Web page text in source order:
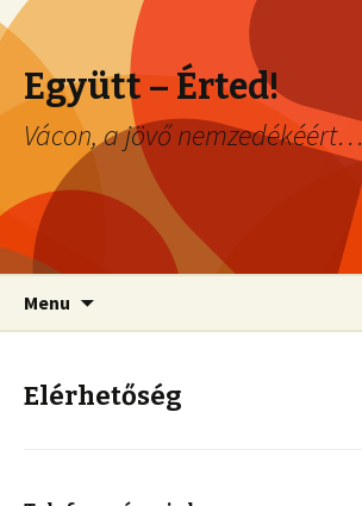
Együtt – Érted!
Vácon, a jövő nemzedékéért…
Menu
Elérhetőség